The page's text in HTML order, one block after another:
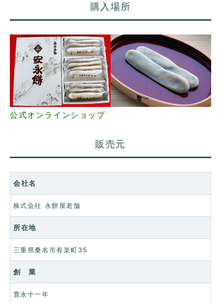
購入場所
公式オンラインショップ
販売元
会社名
株式会社 永餅屋老舗
所在地
三重県桑名市有楽町35
創 業
寛永十一年